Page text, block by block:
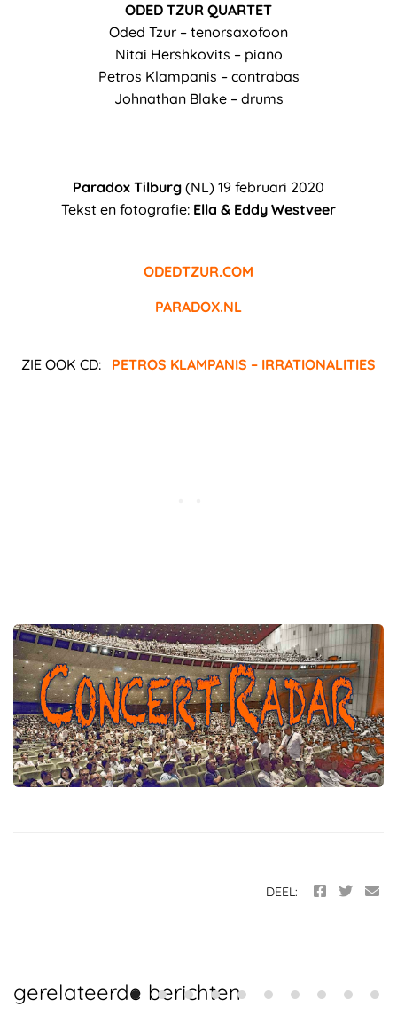
ODED TZUR QUARTET
Oded Tzur – tenorsaxofoon
Nitai Hershkovits – piano
Petros Klampanis – contrabas
Johnathan Blake – drums
Paradox Tilburg (NL) 19 februari 2020
Tekst en fotografie: Ella & Eddy Westveer
ODEDTZUR.COM
PARADOX.NL
ZIE OOK CD: PETROS KLAMPANIS – IRRATIONALITIES
DEEL:
gerelateerde berichten